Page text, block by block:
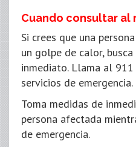
Cuando consultar al
Si crees que una
un golpe de calor,
inmediato. Llama al
servicios de emergencia.
Toma medidas de
persona afectada
de emergencia.